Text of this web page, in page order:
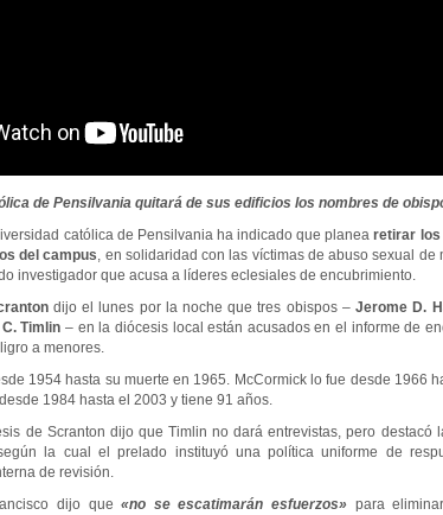
de Pensilvania quitará de sus edificios los nombres de
católica de Pensilvania ha indicado que planearetirar los
del campus, en solidaridad con las víctimas de abuso sexual de
investigador que acusa a líderes eclesiales de encubrimiento.
dijo el lunes por la noche que tres obispos –Jerome D.
C. Timlin– en la diócesis local están acusados en el informe de
a menores.
1954 hasta su muerte en 1965. McCormick lo fue desde 1966
1984 hasta el 2003 y tiene 91 años.
de Scranton dijo que Timlin no dará entrevistas, pero destacó
la cual el prelado instituyó una política uniforme de
de revisión.
dijo que «no se escatimarán esfuerzos» para